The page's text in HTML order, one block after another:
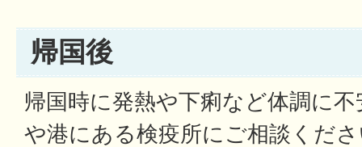
帰国後
帰国時に発熱や下痢など体調に
や港にある検疫所にご相談くだ